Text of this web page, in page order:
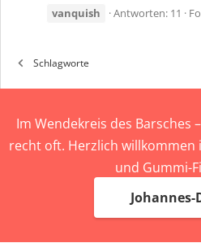
vanquish
Antworten: 11
Schlagworte
Im Wendekreis des Barsches
recht oft. Herzlich willkommen
und Gummi-
Johannes-